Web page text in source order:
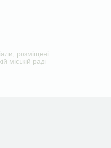
розміщені
міській раді